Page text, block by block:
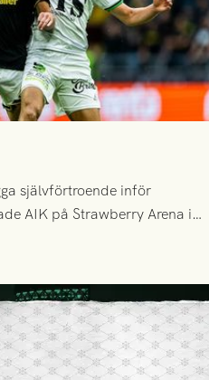
självförtroende inför
AIK på Strawberry Arena i
i första halvlek av